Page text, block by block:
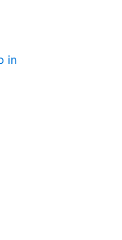
in